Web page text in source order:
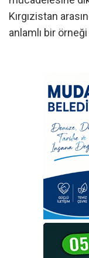
Kırgızistan
anlamlı bir